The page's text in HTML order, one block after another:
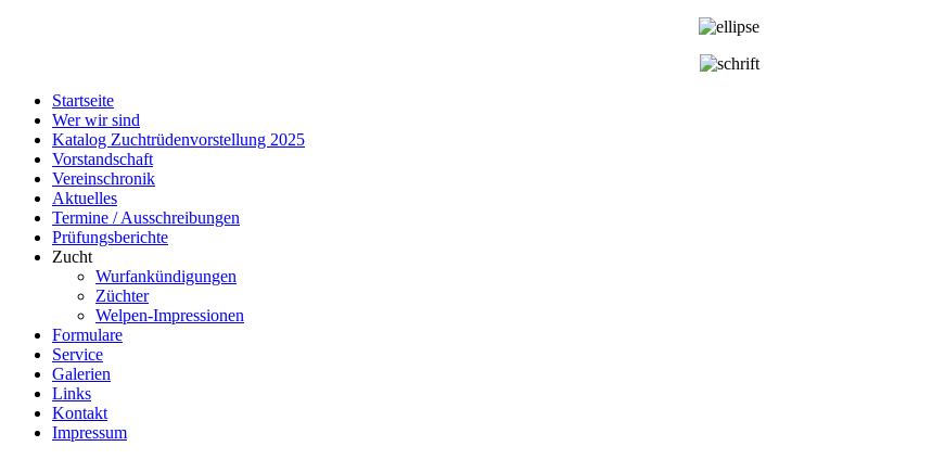
Startseite
Wer wir sind
Katalog Zuchtrüdenvorstellung 2025
Vorstandschaft
Vereinschronik
Aktuelles
Termine / Ausschreibungen
Prüfungsberichte
Zucht
Wurfankündigungen
Züchter
Welpen-Impressionen
Formulare
Service
Galerien
Links
Kontakt
Impressum